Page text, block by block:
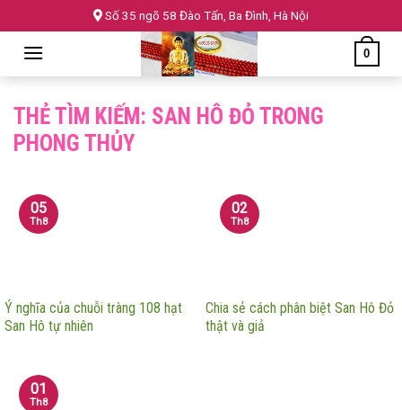
to
content
Số 35 ngõ 58 Đào Tấn, Ba Đình, Hà Nội
0
THẺ TÌM KIẾM: SAN HÔ ĐỎ TRONG
PHONG THỦY
Ý nghĩa của chuỗi tràng 108 hạt
San Hô tự nhiên
05
Th8
Chia sẻ cách phân biệt San Hô Đỏ
thật và giả
02
Th8
01
Th8